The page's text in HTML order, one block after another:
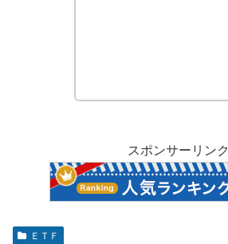
スポンサーリンク
ＥＴＦ